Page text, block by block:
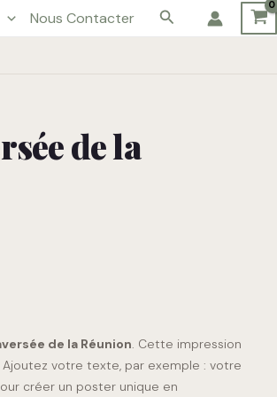
Nous Contacter Rechercher
de la
de la Réunion . Cette impression
votre texte, par exemple : votre
créer un poster unique en